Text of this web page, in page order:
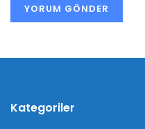
Kategoriler